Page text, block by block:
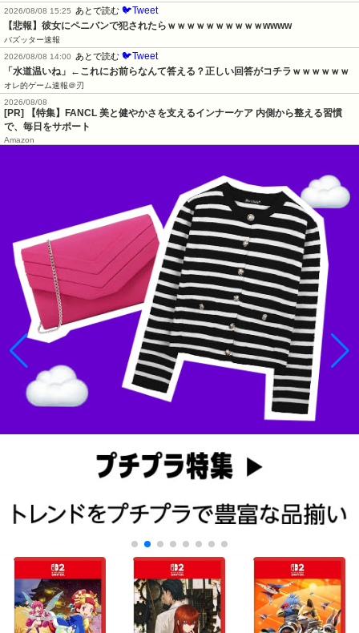
2026/08/08 15:25
あとで読む 🐦Tweet
【悲報】彼女にペニバンで犯されたらｗｗｗｗｗｗｗｗｗｗwwww
バズッター速報
2026/08/08 14:00
あとで読む 🐦Tweet
「水道温いね」←これにお前らなんて答える？正しい回答がコチラｗｗｗｗｗｗ
オレ的ゲーム速報＠刃
2026/08/08
[PR] 【特集】FANCL 美と健やかさを支えるインナーケア 内側から整える習慣
で、毎日をサポート
Amazon